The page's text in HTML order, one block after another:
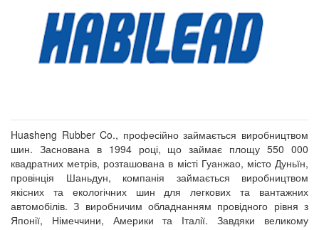
Huasheng Rubber Co., професійно займається виробництвом
шин. Заснована в 1994 році, що займає площу 550 000
квадратних метрів, розташована в місті Гуанжао, місто Дуньїн,
провінція Шаньдун, компанія займається виробництвом
якісних та екологічних шин для легкових та вантажних
автомобілів. З виробничим обладнанням провідного рівня з
Японії, Німеччини, Америки та Італії. Завдяки великому